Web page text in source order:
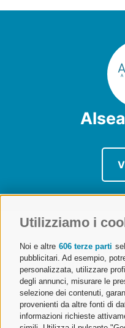
Utilizziamo i
Noi e altre 606 terze parti
pubblicitari. Ad esempio,
personalizzata, utilizzare
degli annunci, misurare le
selezione dei contenuti,
provenienti da altre fonti di
informazioni richieste
ALSEA |
Tel. 02 671541
alsea@alsea.mi.it
Aderente a Confetra
Codice Fiscale